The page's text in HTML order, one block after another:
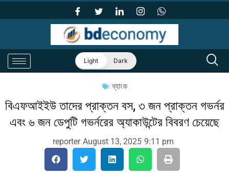
Light Dark
ব্যাংক
বিএফআইইউ তাদের প্রাক্তন বস, ৩ জন প্রাক্তন গভর্নর
এবং ৬ জন ডেপুটি গভর্নরের অ্যাকাউন্টের বিবরণ চেয়েছে
reporter August 13, 2025 9:11 pm